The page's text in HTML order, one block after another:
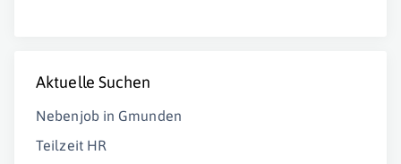
Aktuelle Suchen
Nebenjob in Gmunden
Teilzeit HR